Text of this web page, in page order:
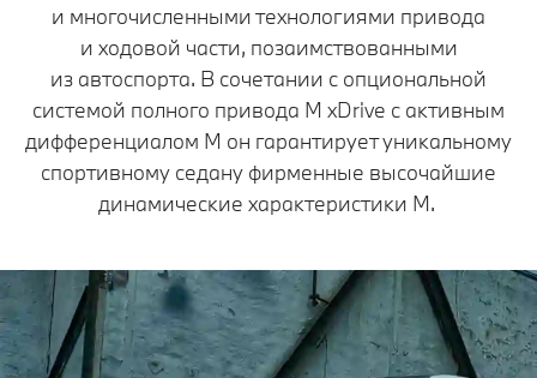
и многочисленными технологиями привода
и ходовой части, позаимствованными
из автоспорта. В сочетании с опциональной
системой полного привода M xDrive с активным
дифференциалом M он гарантирует уникальному
спортивному седану фирменные высочайшие
динамические характеристики M.